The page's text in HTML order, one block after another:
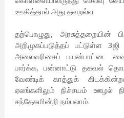
ஊகித்தால் அது தவறல்ல.
தற்பொழுது, அரசுத்தறையின்
அறிமுகப்படுத்தப் பட்டுள்ள
அலைவரிசைப் பயன்பாட்டை
பார்க்க, பன்னாட்டு தகவல்
வேண்டிக் காத்துக்
ஏலங்களிலும் நிச்சயம் ஊழல்
சந்தேகமின்றி நம்பலாம்.